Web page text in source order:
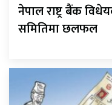
नेपाल राष्ट्र बैंक
समितिमा छलफल